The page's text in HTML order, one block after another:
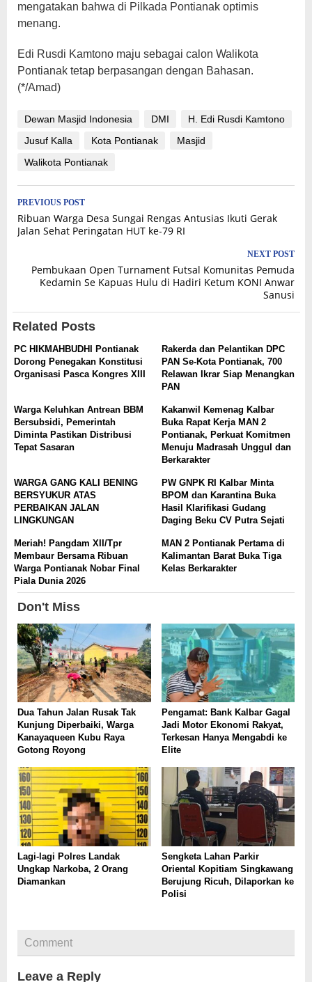
mengatakan bahwa di Pilkada Pontianak optimis
menang.
Edi Rusdi Kamtono maju sebagai calon Walikota
Pontianak tetap berpasangan dengan Bahasan.
(*/Amad)
Dewan Masjid Indonesia DMI
H. Edi Rusdi Kamtono
Jusuf Kalla
Kota Pontianak
Masjid
Walikota Pontianak
Post
navigation
PREVIOUS POST
Ribuan Warga Desa Sungai Rengas Antusias Ikuti Gerak
Jalan Sehat Peringatan HUT ke-79 RI
NEXT POST
Pembukaan Open Turnament Futsal Komunitas Pemuda
Kedamin Se Kapuas Hulu di Hadiri Ketum KONI Anwar
Sanusi
Related Posts
PC HIKMAHBUDHI Pontianak
Dorong Penegakan Konstitusi
Organisasi Pasca Kongres XIII
Rakerda dan Pelantikan DPC
PAN Se-Kota Pontianak, 700
Relawan Ikrar Siap Menangkan
PAN
Warga Keluhkan Antrean BBM
Bersubsidi, Pemerintah
Diminta Pastikan Distribusi
Tepat Sasaran
Kakanwil Kemenag Kalbar
Buka Rapat Kerja MAN 2
Pontianak, Perkuat Komitmen
Menuju Madrasah Unggul dan
Berkarakter
WARGA GANG KALI BENING
BERSYUKUR ATAS
PERBAIKAN JALAN
LINGKUNGAN
PW GNPK RI Kalbar Minta
BPOM dan Karantina Buka
Hasil Klarifikasi Gudang
Daging Beku CV Putra Sejati
Meriah! Pangdam XII/Tpr
Membaur Bersama Ribuan
Warga Pontianak Nobar Final
Piala Dunia 2026
MAN 2 Pontianak Pertama di
Kalimantan Barat Buka Tiga
Kelas Berkarakter
Don't Miss
Dua Tahun Jalan Rusak Tak
Kunjung Diperbaiki, Warga
Kanayaqueen Kubu Raya
Gotong Royong
Pengamat: Bank Kalbar Gagal
Jadi Motor Ekonomi Rakyat,
Terkesan Hanya Mengabdi ke
Elite
Lagi-lagi Polres Landak
Ungkap Narkoba, 2 Orang
Diamankan
Sengketa Lahan Parkir
Oriental Kopitiam Singkawang
Berujung Ricuh, Dilaporkan ke
Polisi
Comment
Leave a Reply